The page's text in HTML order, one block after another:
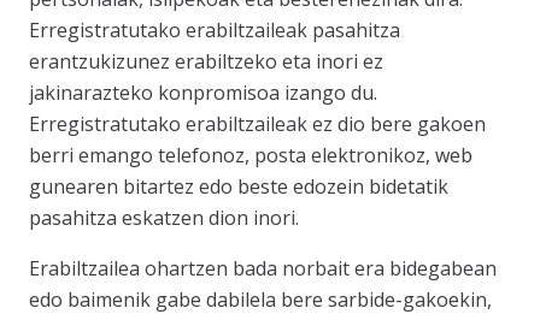
Erregistratutako erabiltzaileak pasahitza
erantzukizunez erabiltzeko eta inori ez
jakinarazteko konpromisoa izango du.
Erregistratutako erabiltzaileak ez dio bere gakoen
berri emango telefonoz, posta elektronikoz, web
gunearen bitartez edo beste edozein bidetatik
pasahitza eskatzen dion inori.
Erabiltzailea ohartzen bada norbait era bidegabean
edo baimenik gabe dabilela bere sarbide-gakoekin,